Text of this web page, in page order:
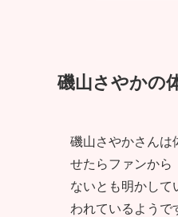
磯山さやかの
磯山さやかさんは
せたらファンから
ないとも明かして
われているようで